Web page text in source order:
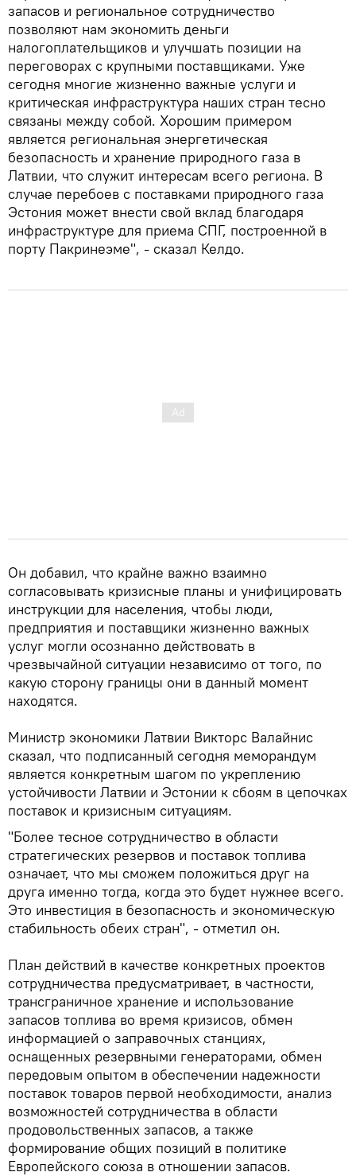
запасов и региональное сотрудничество
позволяют нам экономить деньги
налогоплательщиков и улучшать позиции на
переговорах с крупными поставщиками. Уже
сегодня многие жизненно важные услуги и
критическая инфраструктура наших стран тесно
связаны между собой. Хорошим примером
является региональная энергетическая
безопасность и хранение природного газа в
Латвии, что служит интересам всего региона. В
случае перебоев с поставками природного газа
Эстония может внести свой вклад благодаря
инфраструктуре для приема СПГ, построенной в
порту Пакринеэме", - сказал Келдо.
Он добавил, что крайне важно взаимно
согласовывать кризисные планы и унифицировать
инструкции для населения, чтобы люди,
предприятия и поставщики жизненно важных
услуг могли осознанно действовать в
чрезвычайной ситуации независимо от того, по
какую сторону границы они в данный момент
находятся.
Министр экономики Латвии Викторс Валайнис
сказал, что подписанный сегодня меморандум
является конкретным шагом по укреплению
устойчивости Латвии и Эстонии к сбоям в цепочках
поставок и кризисным ситуациям.
"Более тесное сотрудничество в области
стратегических резервов и поставок топлива
означает, что мы сможем положиться друг на
друга именно тогда, когда это будет нужнее всего.
Это инвестиция в безопасность и экономическую
стабильность обеих стран", - отметил он.
План действий в качестве конкретных проектов
сотрудничества предусматривает, в частности,
трансграничное хранение и использование
запасов топлива во время кризисов, обмен
информацией о заправочных станциях,
оснащенных резервными генераторами, обмен
передовым опытом в обеспечении надежности
поставок товаров первой необходимости, анализ
возможностей сотрудничества в области
продовольственных запасов, а также
формирование общих позиций в политике
Европейского союза в отношении запасов.